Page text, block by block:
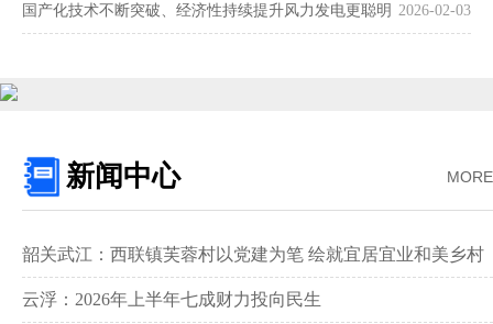
2026-02-03
国产化技术不断突破、经济性持续提升风力发电更聪明
MORE
新闻中心
韶关武江：西联镇芙蓉村以党建为笔 绘就宜居宜业和美乡村
新画卷‌
云浮：2026年上半年七成财力投向民生